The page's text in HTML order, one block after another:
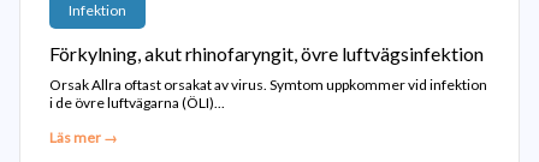
Infektion
Förkylning, akut rhinofaryngit, övre luftvägsinfektion
Orsak Allra oftast orsakat av virus. Symtom uppkommer vid infektion
i de övre luftvägarna (ÖLI)...
Läs mer →